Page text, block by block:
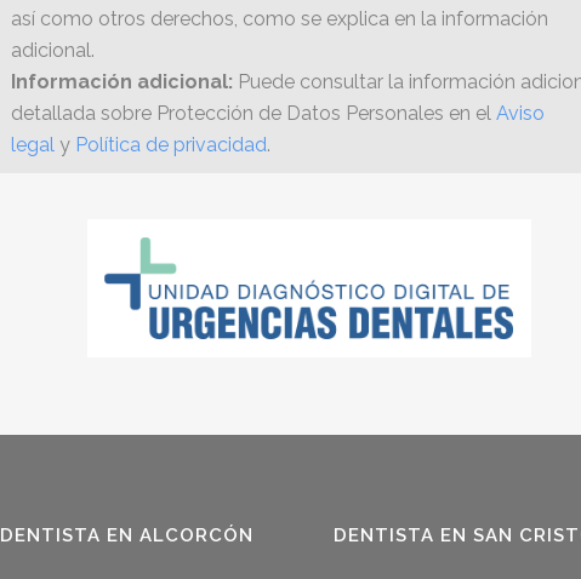
así como otros derechos, como se explica en la información
adicional.
Información adicional: Puede consultar la información
detallada sobre Protección de Datos Personales en elAviso
legal y Política de privacidad.
DENTISTA EN ALCORCÓN DENTISTA EN SAN